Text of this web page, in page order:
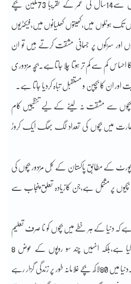
بتایا گیا ہے کہ دنیا بھر میں 10میں سے14سال کی عمر کے تقریباً 73ملین بچے
ہوٹلوں میں،کھیتوں کھلیانوں میں،فیکٹریوں
اور سڑکوں پر جسمانی مشقت کرتے ہیں تو ان
کم سے کم تر ہوتا چلا جاتاہے۔بچہ مزدوری
اور ان کا بچپن و مستقبل تباہ کردیا جاتا ہے۔
سے مشقت نہ لینے کے لیے تنظیمیں کام
میں بچوں کی تعداد لگ بھگ ایک کروڑ
کے مطابق پاکستان کے کُل مزدور بچوں کی
بچوں اور 27فیصد کم بچیوں پر مشتمل ہے،جن کازیادہ تعلق پنجاب سے
کہ دنیا کے ہر خطے میں بچوں کو نا صرف تعلیم
جیسے بیادی حق سے محروم رکھا گیا ہے،بلکہ انہیں چند سو روپوں کے عوض 8
سے18گھنٹے مشقت کرنی پڑتی ہے۔دنیا میں 80لاکھ بچے غلامانہ طور پر زندگی گزار رہے